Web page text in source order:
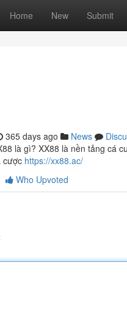
Home New Submit
365 days ago News
là gì? XX88 là nền tảng cá
cược https://xx88.ac/
Who Upvoted